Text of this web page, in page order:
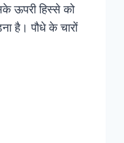
ऊपरी हिस्से को
है। पौधे के चारों